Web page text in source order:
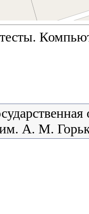
тесты.
А. М.